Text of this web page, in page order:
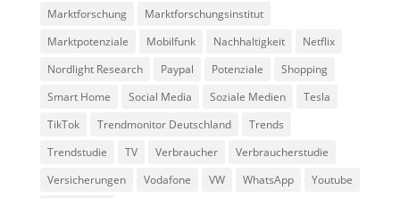
Marktforschung
Marktforschungsinstitut
Marktpotenziale
Mobilfunk Nachhaltigkeit
Netflix
Nordlight Research
Paypal Potenziale
Shopping
Smart Home
Social Media Soziale Medien
Tesla
TikTok
Trendmonitor Deutschland
Trends
Trendstudie
TV Verbraucher
Verbraucherstudie
Versicherungen
Vodafone VW WhatsApp
Youtube